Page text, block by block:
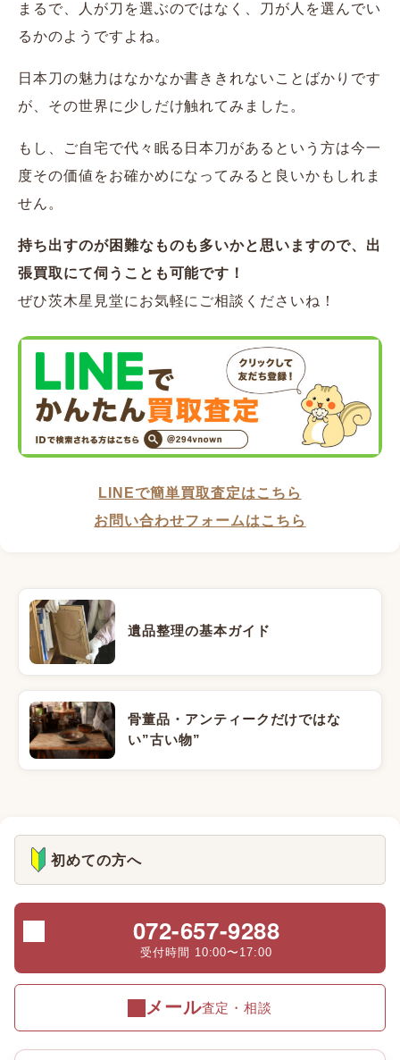
まるで、人が刀を選ぶのではなく、刀が人を選んでい
るかのようですよね。
日本刀の魅力はなかなか書ききれないことばかりです
が、その世界に少しだけ触れてみました。
もし、ご自宅で代々眠る日本刀があるという方は今一
度その価値をお確かめになってみると良いかもしれま
せん。
持ち出すのが困難なものも多いかと思いますので、出
張買取にて伺うことも可能です！
ぜひ茨木星見堂にお気軽にご相談くださいね！
LINEで簡単買取査定はこちら
お問い合わせフォームはこちら
遺品整理の基本ガイド
骨董品・アンティークだけではな
い”古い物”
初めての方へ
072-657-9288
受付時間 10:00〜17:00
メール査定・相談